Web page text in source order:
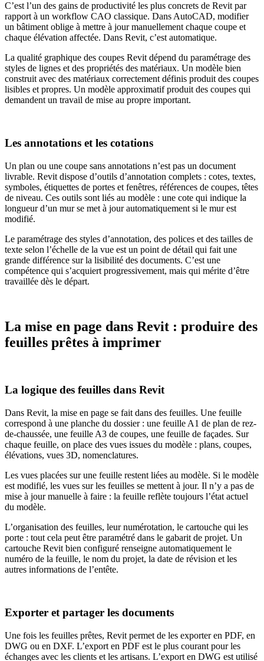
C’est l’un des gains de productivité les plus concrets de Revit par
rapport à un workflow CAO classique. Dans AutoCAD, modifier
un bâtiment oblige à mettre à jour manuellement chaque coupe et
chaque élévation affectée. Dans Revit, c’est automatique.
La qualité graphique des coupes Revit dépend du paramétrage des
styles de lignes et des propriétés des matériaux. Un modèle bien
construit avec des matériaux correctement définis produit des coupes
lisibles et propres. Un modèle approximatif produit des coupes qui
demandent un travail de mise au propre important.
Les annotations et les cotations
Un plan ou une coupe sans annotations n’est pas un document
livrable. Revit dispose d’outils d’annotation complets : cotes, textes,
symboles, étiquettes de portes et fenêtres, références de coupes, têtes
de niveau. Ces outils sont liés au modèle : une cote qui indique la
longueur d’un mur se met à jour automatiquement si le mur est
modifié.
Le paramétrage des styles d’annotation, des polices et des tailles de
texte selon l’échelle de la vue est un point de détail qui fait une
grande différence sur la lisibilité des documents. C’est une
compétence qui s’acquiert progressivement, mais qui mérite d’être
travaillée dès le départ.
La mise en page dans Revit : produire des
feuilles prêtes à imprimer
La logique des feuilles dans Revit
Dans Revit, la mise en page se fait dans des feuilles. Une feuille
correspond à une planche du dossier : une feuille A1 de plan de rez-
de-chaussée, une feuille A3 de coupes, une feuille de façades. Sur
chaque feuille, on place des vues issues du modèle : plans, coupes,
élévations, vues 3D, nomenclatures.
Les vues placées sur une feuille restent liées au modèle. Si le modèle
est modifié, les vues sur les feuilles se mettent à jour. Il n’y a pas de
mise à jour manuelle à faire : la feuille reflète toujours l’état actuel
du modèle.
L’organisation des feuilles, leur numérotation, le cartouche qui les
porte : tout cela peut être paramétré dans le gabarit de projet. Un
cartouche Revit bien configuré renseigne automatiquement le
numéro de la feuille, le nom du projet, la date de révision et les
autres informations de l’entête.
Exporter et partager les documents
Une fois les feuilles prêtes, Revit permet de les exporter en PDF, en
DWG ou en DXF. L’export en PDF est le plus courant pour les
échanges avec les clients et les artisans. L’export en DWG est utilisé